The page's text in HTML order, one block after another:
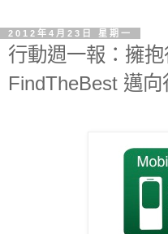
2012年4月23日 星期一
行動週一報：擁
FindTheBest 邁向